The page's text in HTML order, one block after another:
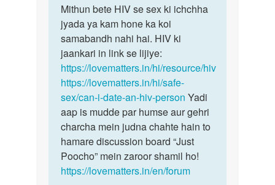
to
Kiya
HIV
hone
par
usko
Sex…
by
Mithun
Ray
Mithun
bete
HIV
se
sex
ki…
Mithun bete HIV se sex ki ichchha
jyada ya kam hone ka koi
samabandh nahi hai. HIV ki
jaankari in link se lijiye:
https://lovematters.in/hi/resource/hiv
https://lovematters.in/hi/safe-
sex/can-i-date-an-hiv-person Yadi
aap is mudde par humse aur gehri
charcha mein judna chahte hain to
hamare discussion board “Just
Poocho” mein zaroor shamil ho!
https://lovematters.in/en/forum